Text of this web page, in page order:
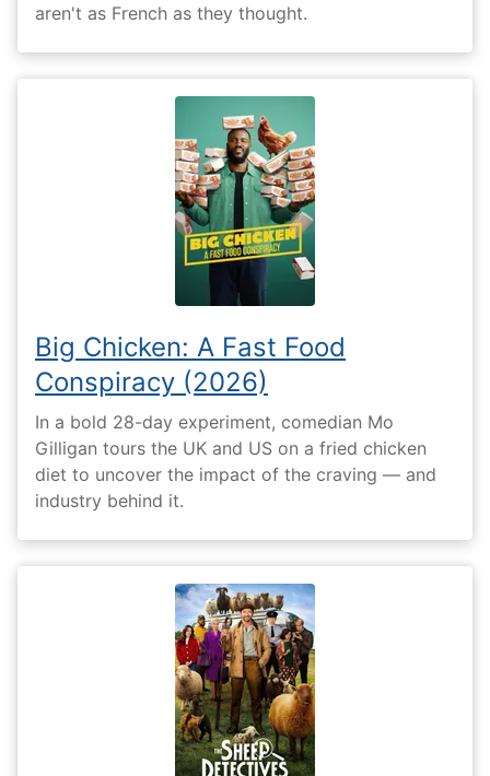
aren't as French as they thought.
Big Chicken: A Fast Food
Conspiracy (2026)
In a bold 28-day experiment, comedian Mo
Gilligan tours the UK and US on a fried chicken
diet to uncover the impact of the craving — and
industry behind it.